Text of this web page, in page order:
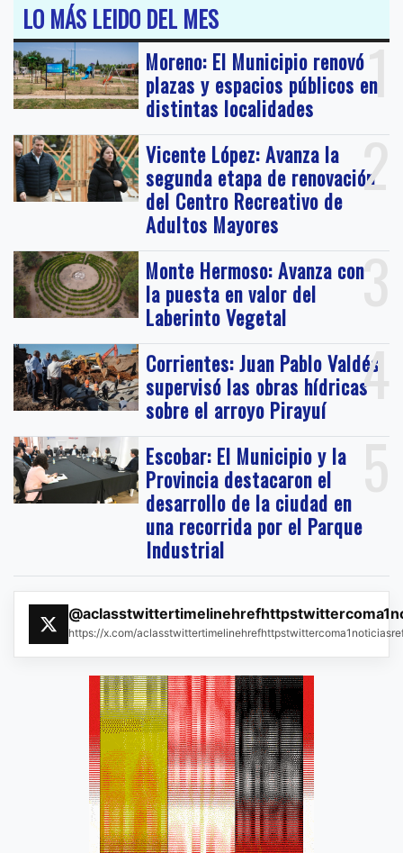
LO MÁS LEIDO DEL MES
1
Moreno: El Municipio renovó
plazas y espacios públicos en
distintas localidades
2
Vicente López: Avanza la
segunda etapa de renovación
del Centro Recreativo de
Adultos Mayores
3
Monte Hermoso: Avanza con
la puesta en valor del
Laberinto Vegetal
4
Corrientes: Juan Pablo Valdés
supervisó las obras hídricas
sobre el arroyo Pirayuí
5
Escobar: El Municipio y la
Provincia destacaron el
desarrollo de la ciudad en
una recorrida por el Parque
Industrial
https://x.com/